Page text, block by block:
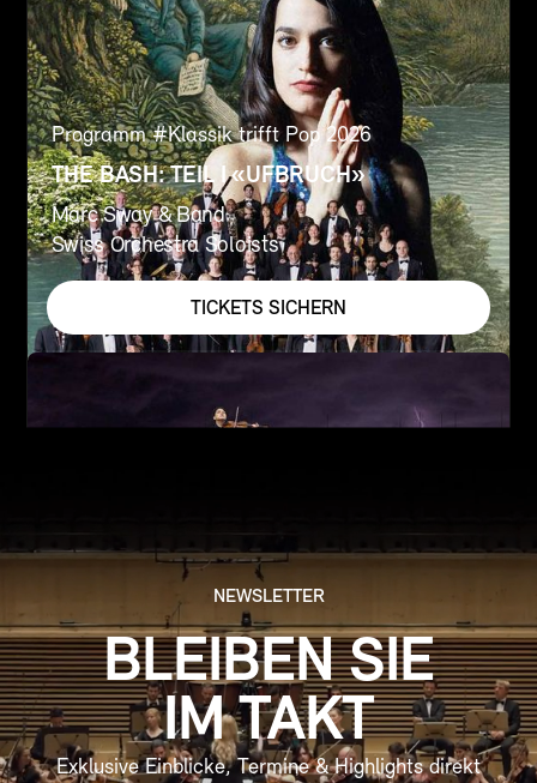
Programm #Klassik trifft Pop 2026
THE BASH: TEIL I «UFBRUCH»
Marc Sway & Band
Swiss Orchestra Soloists
TICKETS SICHERN
NEWSLETTER
BLEIBEN SIE
IM TAKT
Exklusive Einblicke, Termine & Highlights direkt